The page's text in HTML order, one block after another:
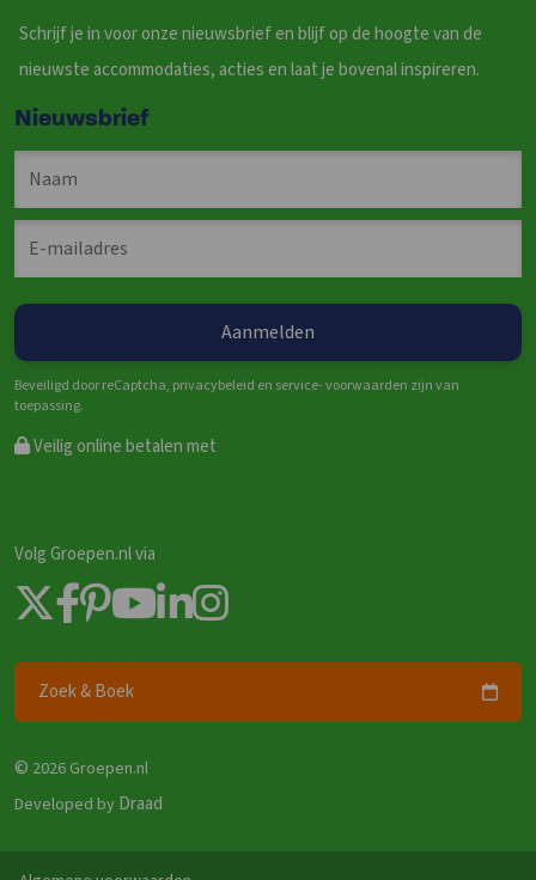
Schrijf je in voor onze nieuwsbrief en blijf op de hoogte van de
nieuwste accommodaties, acties en laat je bovenal inspireren.
Nieuwsbrief
Beveiligd door reCaptcha, privacybeleid en service- voorwaarden zijn van
toepassing.
Veilig online betalen met
Volg Groepen.nl via
Zoek & Boek
© 2026 Groepen.nl
Developed by Draad